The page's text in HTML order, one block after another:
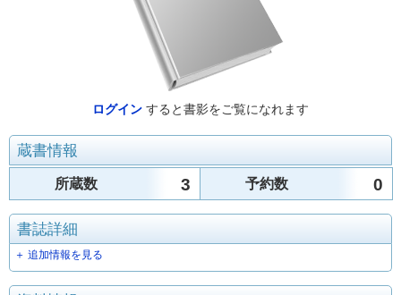
ログイン すると書影をご覧になれます
蔵書情報
所蔵数 3 予約数 0
書誌詳細
＋ 追加情報を見る